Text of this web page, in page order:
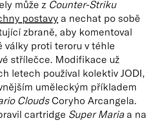
může z Counter-Striku
postavy a nechat po sobě
zbraně, aby komentoval
války proti teroru v téhle
střílečce. Modifikace už
letech používal kolektiv JODI,
uměleckým příkladem
CloudsCoryho Arcangela.
cartridge Super Maria a na